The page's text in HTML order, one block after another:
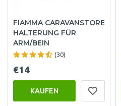
FIAMMA CARAVANSTORE
HALTERUNG FÜR
ARM/BEIN
(30)
€14
KAUFEN